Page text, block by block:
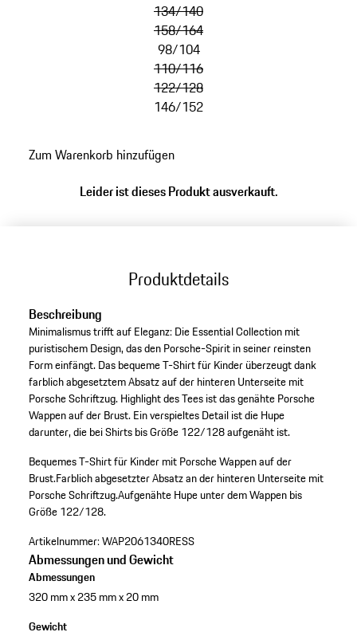
134/140
158/164
98/104
110/116
122/128
146/152
Zum Warenkorb hinzufügen
Leider ist dieses Produkt ausverkauft.
Produktdetails
Beschreibung
Minimalismus trifft auf Eleganz: Die Essential Collection mit
puristischem Design, das den Porsche-Spirit in seiner reinsten
Form einfängt. Das bequeme T-Shirt für Kinder überzeugt dank
farblich abgesetztem Absatz auf der hinteren Unterseite mit
Porsche Schriftzug. Highlight des Tees ist das genähte Porsche
Wappen auf der Brust. Ein verspieltes Detail ist die Hupe
darunter, die bei Shirts bis Größe 122/128 aufgenäht ist.
Bequemes T-Shirt für Kinder mit Porsche Wappen auf der
Brust.Farblich abgesetzter Absatz an der hinteren Unterseite mit
Porsche Schriftzug.Aufgenähte Hupe unter dem Wappen bis
Größe 122/128.
Artikelnummer:WAP2061340RESS
Abmessungen und Gewicht
Abmessungen
320 mm x 235 mm x 20 mm
Gewicht